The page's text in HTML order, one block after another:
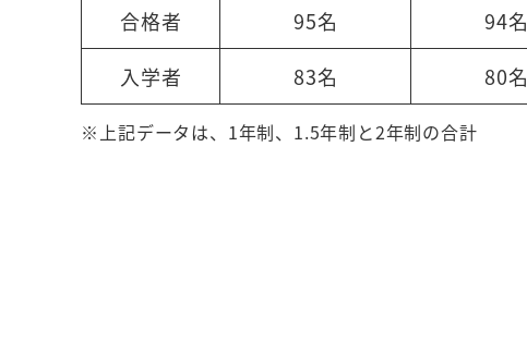
合格者
95名 94名
入学者
83名 80名
※上記データは、1年制、1.5年制と2年制の合計